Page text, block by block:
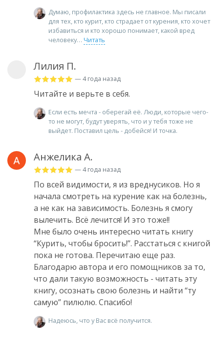
Думаю, профилактика здесь не главное. Мы писали
для тех, кто курит, кто страдает от курения, кто хочет
избавиться и кто хорошо понимает, какой вред
человеку
Читать
Лилия П.
— 4 года назад
Читайте и верьте в себя.
Если есть мечта - оберегай её. Люди, которые чего-
то не могут, будут уверять, что и у тебя тоже не
выйдет. Поставил цель - добейся! И точка.
Анжелика А.
— 4 года назад
По всей видимости, я из вреднусиков. Но я
начала смотреть на курение как на болезнь,
а не как на зависимость. Болезнь я смогу
вылечить. Всё лечится! И это тоже!!
Мне было очень интересно читать книгу
“Курить, чтобы бросить!”. Расстаться с книгой
пока не готова. Перечитаю еще раз.
Благодарю автора и его помощников за то,
что дали такую возможность - читать эту
книгу, осознать свою болезнь и найти “ту
самую” пилюлю. Спасибо!
Надеюсь, что у Вас всё получится.